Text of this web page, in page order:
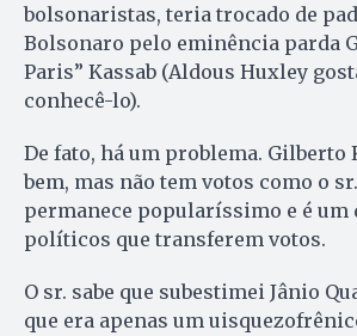
bolsonaristas, teria trocado de
Bolsonaro pelo eminência parda
Paris” Kassab (Aldous Huxley
conhecê-lo).
De fato, há um problema. Gilberto
bem, mas não tem votos como o
permanece popularíssimo e é um
políticos que transferem votos.
O sr. sabe que subestimei Jânio
que era apenas um